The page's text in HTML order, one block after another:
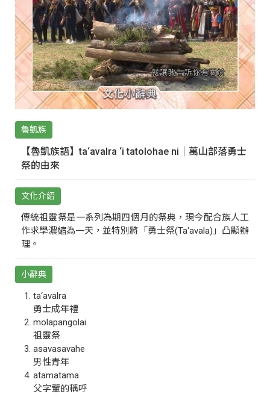
魯凱族
【魯凱族語】ta‘avalra ‘i tatolohae ni｜萬山部落勇士
祭的由來
文化介紹
傳統祖靈祭是一系列為期四個月的祭典，現今配合族人工
作求學濃縮為一天，並特別將「勇士祭(Ta‘avala)」凸顯辦
理。
小辭典
ta‘avalra
勇士成年禮
molapangolai
祖靈祭
asavasavahe
男性青年
atamatama
父字輩的稱呼